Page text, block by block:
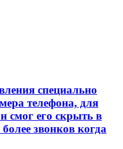
специально
телефона, для
смог его скрыть в
звонков когда